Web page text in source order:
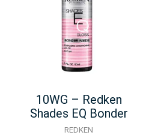
10WG – Redken
Shades EQ Bonder
Inside – 60ML
REDKEN